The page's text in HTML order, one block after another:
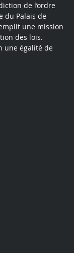
de l’ordre
du Palais de
une mission
des lois.
une égalité de